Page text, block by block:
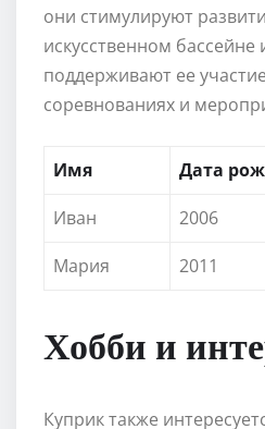
они стимулируют
искусственном бассейне
поддерживают ее
соревнованиях и
Имя
Дата
Иван
2006
Мария
2011
Хобби и
Куприк также